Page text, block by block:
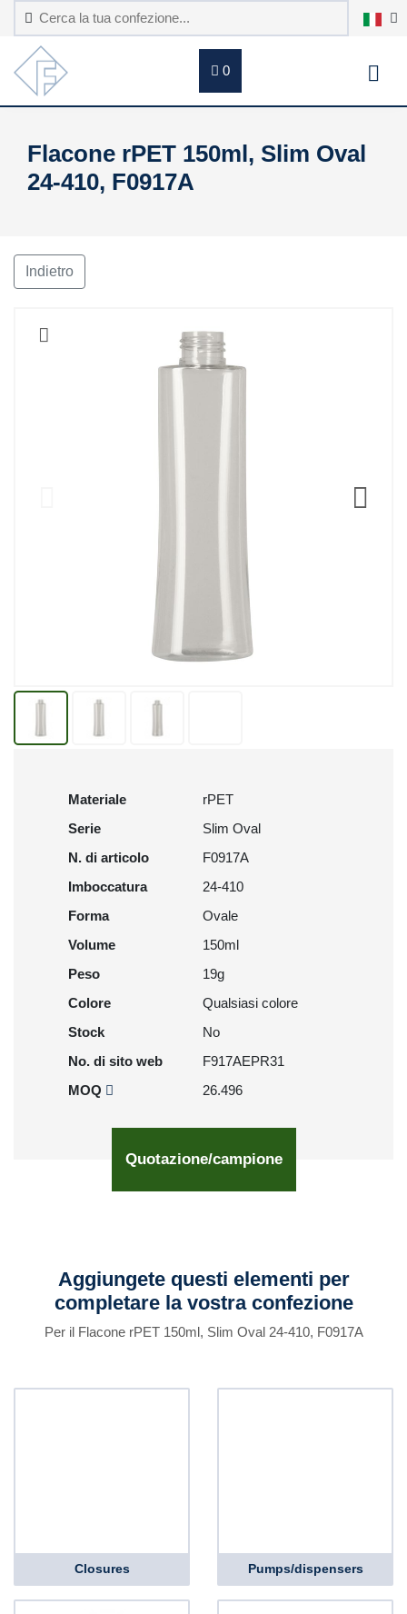
0
Flacone rPET 150ml, Slim Oval
24-410, F0917A
Indietro
Materiale
rPET
Serie
Slim Oval
N. di articolo
F0917A
Imboccatura
24-410
Forma
Ovale
Volume
150ml
Peso
19g
Colore
Qualsiasi colore
Stock
No
No. di sito web
F917AEPR31
MOQ
26.496
Quotazione/campione
Aggiungete questi elementi per
completare la vostra confezione
Per il Flacone rPET 150ml, Slim Oval 24-410, F0917A
Closures Pumps/dispensers